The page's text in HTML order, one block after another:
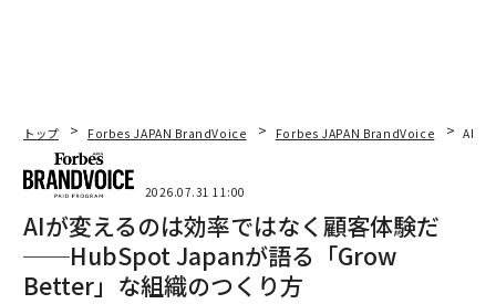
トップ Forbes JAPAN BrandVoice Forbes JAPAN BrandVoice AIが
2026.07.31 11:00
AIが変えるのは効率ではなく顧客体験だ
──HubSpot Japanが語る「Grow
Better」な組織のつくり方